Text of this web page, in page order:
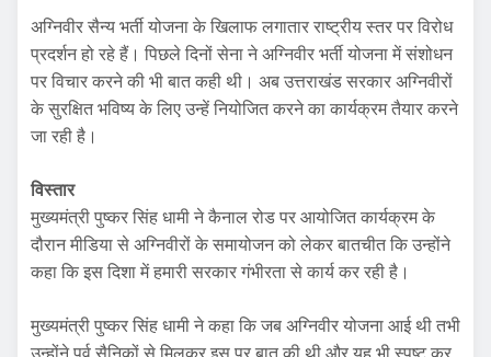
अग्निवीर सैन्य भर्ती योजना के खिलाफ लगातार राष्ट्रीय स्तर पर विरोध
प्रदर्शन हो रहे हैं। पिछले दिनों सेना ने अग्निवीर भर्ती योजना में संशोधन
पर विचार करने की भी बात कही थी। अब उत्तराखंड सरकार अग्निवीरों
के सुरक्षित भविष्य के लिए उन्हें नियोजित करने का कार्यक्रम तैयार करने
जा रही है।
विस्तार
मुख्यमंत्री पुष्कर सिंह धामी ने कैनाल रोड पर आयोजित कार्यक्रम के
दौरान मीडिया से अग्निवीरों के समायोजन को लेकर बातचीत कि उन्होंने
कहा कि इस दिशा में हमारी सरकार गंभीरता से कार्य कर रही है।
मुख्यमंत्री पुष्कर सिंह धामी ने कहा कि जब अग्निवीर योजना आई थी तभी
उन्होंने पूर्व सैनिकों से मिलकर इस पर बात की थी और यह भी स्पष्ट कर